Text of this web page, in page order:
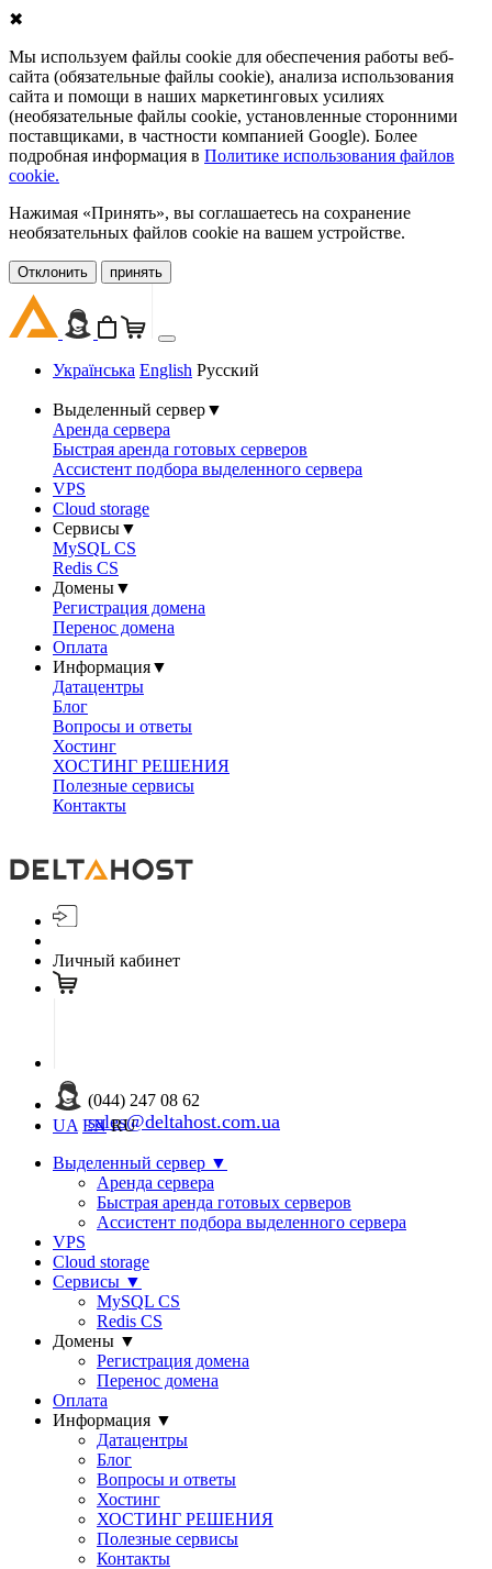
✖
Мы используем файлы cookie для обеспечения работы веб-
сайта (обязательные файлы cookie), анализа использования
сайта и помощи в наших маркетинговых усилиях
(необязательные файлы cookie, установленные сторонними
поставщиками, в частности компанией Google). Более
подробная информация в Политике использования файлов
cookie.
Нажимая «Принять», вы соглашаетесь на сохранение
необязательных файлов cookie на вашем устройстве.
Oтклонить принять
Українська English Русский
Выделенный сервер▼
Аренда сервера
Быстрая аренда готовых серверов
Ассистент подбора выделенного сервера
VPS
Cloud storage
Сервисы▼
MySQL CS
Redis CS
Домены▼
Регистрация домена
Перенос домена
Оплата
Информация▼
Датацентры
Блог
Вопросы и ответы
Хостинг
ХОСТИНГ РЕШЕНИЯ
Полезные сервисы
Контакты
Личный кабинет
(044) 247 08 62
sales@deltahost.com.ua
UA EN RU
Выделенный сервер ▼
Аренда сервера
Быстрая аренда готовых серверов
Ассистент подбора выделенного сервера
VPS
Cloud storage
Сервисы ▼
MySQL CS
Redis CS
Домены ▼
Регистрация домена
Перенос домена
Оплата
Информация ▼
Датацентры
Блог
Вопросы и ответы
Хостинг
ХОСТИНГ РЕШЕНИЯ
Полезные сервисы
Контакты